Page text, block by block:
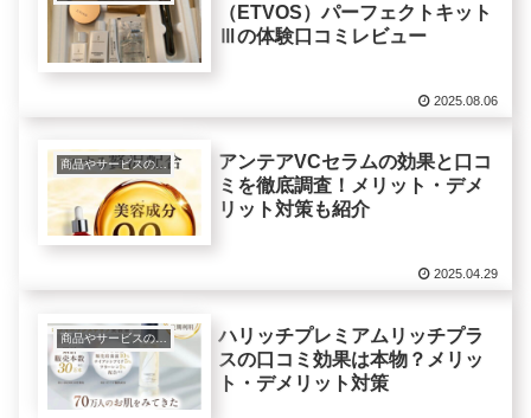
（ETVOS）パーフェクトキット
Ⅲの体験口コミレビュー
2025.08.06
商品やサービスの紹介レビュー
アンテアVCセラムの効果と口コ
ミを徹底調査！メリット・デメ
リット対策も紹介
2025.04.29
商品やサービスの紹介レビュー
ハリッチプレミアムリッチプラ
スの口コミ効果は本物？メリッ
ト・デメリット対策